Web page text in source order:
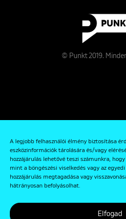
A legjobb felhasználói élmény biztosítása
eszközinformációk tárolására és/vagy
hozzájárulás lehetővé teszi számunkra,
mint a böngészési viselkedés vagy az
hozzájárulás megtagadása vagy
hátrányosan befolyásolhat.
Elfogad
© Punkt 2019.
Kapcsolat
Adatkezelési és